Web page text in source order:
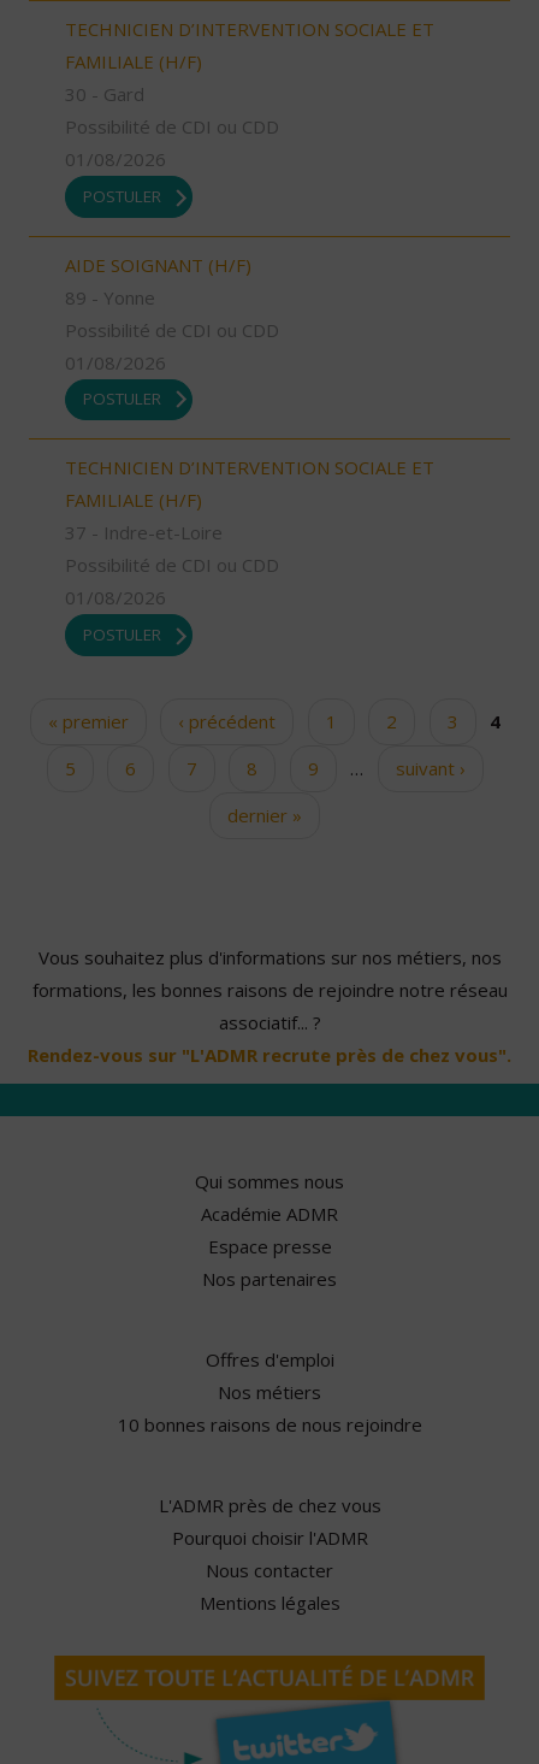
TECHNICIEN D’INTERVENTION SOCIALE ET
FAMILIALE (H/F)
30 - Gard
Possibilité de CDI ou CDD
01/08/2026
POSTULER
AIDE SOIGNANT (H/F)
89 - Yonne
Possibilité de CDI ou CDD
01/08/2026
POSTULER
TECHNICIEN D’INTERVENTION SOCIALE ET
FAMILIALE (H/F)
37 - Indre-et-Loire
Possibilité de CDI ou CDD
01/08/2026
POSTULER
Pages« premier ‹ précédent 1 2 3
4
5
6 7 8 9 …
suivant ›
dernier »
Vous souhaitez plus d'informations sur nos métiers, nos
formations, les bonnes raisons de rejoindre notre réseau
associatif... ?
Rendez-vous sur "L'ADMR recrute près de chez vous".
Qui sommes nous
Académie ADMR
Espace presse
Nos partenaires
Offres d'emploi
Nos métiers
10 bonnes raisons de nous rejoindre
L'ADMR près de chez vous
Pourquoi choisir l'ADMR
Nous contacter
Mentions légales